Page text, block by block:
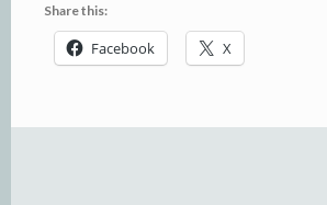
Share this:
Facebook X